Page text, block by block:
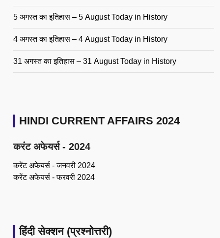
5 अगस्त का इतिहास – 5 August Today in History
4 अगस्त का इतिहास – 4 August Today in History
31 अगस्त का इतिहास – 31 August Today in History
HINDI CURRENT AFFAIRS 2024
करंट अफेयर्स - 2024
करेंट अफेयर्स - जनवरी 2024
करेंट अफेयर्स - फरवरी 2024
हिंदी सेक्शन (प्रश्नोत्तरी)